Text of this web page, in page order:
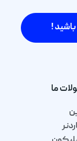
باشید !
ما